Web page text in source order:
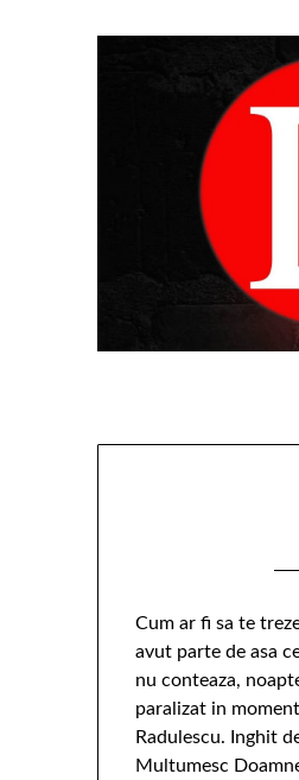
Cum ar fi sa te
avut parte de asa
nu conteaza,
paralizat in
Radulescu. Inghit
Multumesc